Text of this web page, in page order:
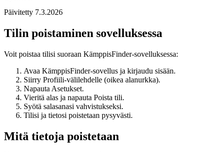
Päivitetty 7.3.2026
Tilin poistaminen sovelluksessa
Voit poistaa tilisi suoraan KämppisFinder-sovelluksessa:
Avaa KämppisFinder-sovellus ja kirjaudu sisään.
Siirry Profiili-välilehdelle (oikea alanurkka).
Napauta Asetukset.
Vieritä alas ja napauta Poista tili.
Syötä salasanasi vahvistukseksi.
Tilisi ja tietosi poistetaan pysyvästi.
Mitä tietoja poistetaan